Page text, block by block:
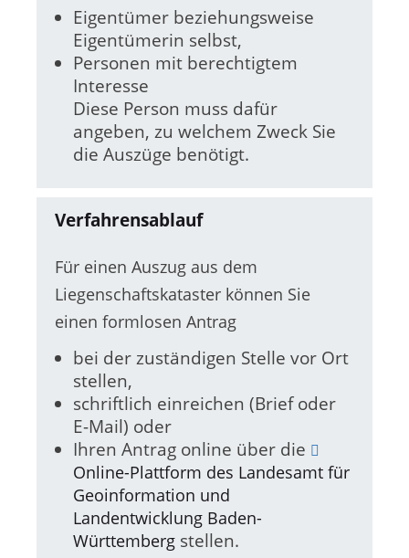
Eigentümer beziehungsweise
Eigentümerin selbst,
Personen mit berechtigtem
Interesse
Diese Person muss dafür
angeben, zu welchem Zweck Sie
die Auszüge benötigt.
Verfahrensablauf
Für einen Auszug aus dem
Liegenschaftskataster können Sie
einen formlosen Antrag
bei der zuständigen Stelle vor Ort
stellen,
schriftlich einreichen (Brief oder
E-Mail) oder
Ihren Antrag online über die
Online-Plattform des Landesamt für
Geoinformation und
Landentwicklung Baden-
Württemberg stellen.